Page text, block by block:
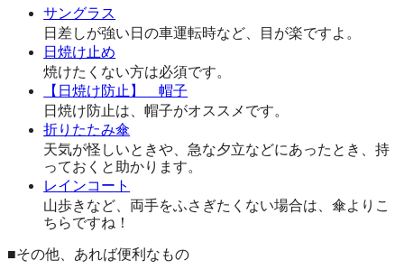
サングラス
日差しが強い日の車運転時など、目が楽ですよ。
日焼け止め
焼けたくない方は必須です。
【日焼け防止】 帽子
日焼け防止は、帽子がオススメです。
折りたたみ傘
天気が怪しいときや、急な夕立などにあったとき、持
っておくと助かります。
レインコート
山歩きなど、両手をふさぎたくない場合は、傘よりこ
ちらですね！
■その他、あれば便利なもの